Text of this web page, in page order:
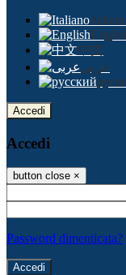
Italiano
中文
عربى
Accedi
Accedi
button close ×
Password dimenticata?